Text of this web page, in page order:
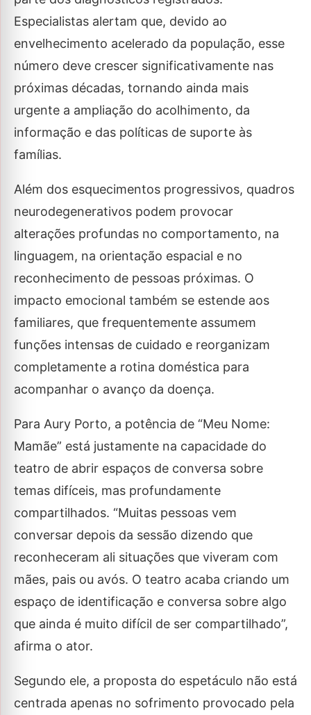
Especialistas alertam que, devido ao
envelhecimento acelerado da população, esse
número deve crescer significativamente nas
próximas décadas, tornando ainda mais
urgente a ampliação do acolhimento, da
informação e das políticas de suporte às
famílias.
Além dos esquecimentos progressivos, quadros
neurodegenerativos podem provocar
alterações profundas no comportamento, na
linguagem, na orientação espacial e no
reconhecimento de pessoas próximas. O
impacto emocional também se estende aos
familiares, que frequentemente assumem
funções intensas de cuidado e reorganizam
completamente a rotina doméstica para
acompanhar o avanço da doença.
Para Aury Porto, a potência de “Meu Nome:
Mamãe” está justamente na capacidade do
teatro de abrir espaços de conversa sobre
temas difíceis, mas profundamente
compartilhados. “Muitas pessoas vem
conversar depois da sessão dizendo que
reconheceram ali situações que viveram com
mães, pais ou avós. O teatro acaba criando um
espaço de identificação e conversa sobre algo
que ainda é muito difícil de ser compartilhado”,
afirma o ator.
Segundo ele, a proposta do espetáculo não está
centrada apenas no sofrimento provocado pela